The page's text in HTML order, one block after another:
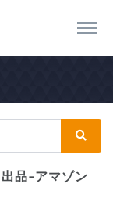
出品-アマゾン